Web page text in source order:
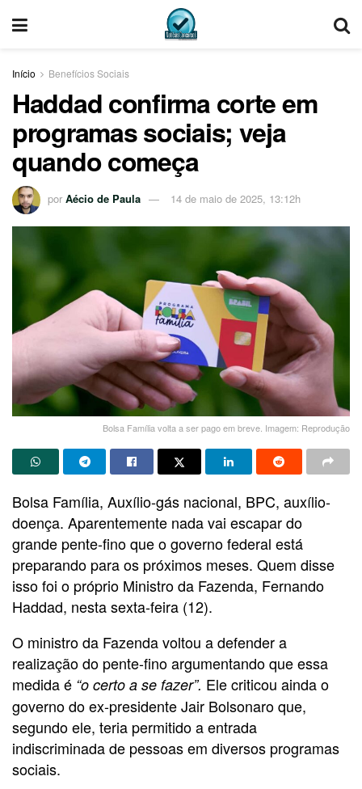
Início Benefícios Sociais
Haddad confirma corte em
programas sociais; veja
quando começa
por Aécio de Paula 14 de maio de 2025, 13:12h
Bolsa Família volta a ser pago em breve. Imagem: Reprodução
Bolsa Família, Auxílio-gás nacional, BPC, auxílio-
doença. Aparentemente nada vai escapar do
grande pente-fino que o governo federal está
preparando para os próximos meses. Quem disse
isso foi o próprio Ministro da Fazenda, Fernando
Haddad, nesta sexta-feira (12).
O ministro da Fazenda voltou a defender a
realização do pente-fino argumentando que essa
medida é “o certo a se fazer”. Ele criticou ainda o
governo do ex-presidente Jair Bolsonaro que,
segundo ele, teria permitido a entrada
indiscriminada de pessoas em diversos programas
sociais.